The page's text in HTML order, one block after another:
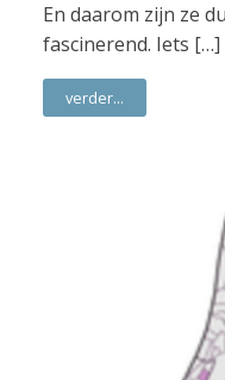
En daarom zijn ze
fascinerend. Iets […]
verder...